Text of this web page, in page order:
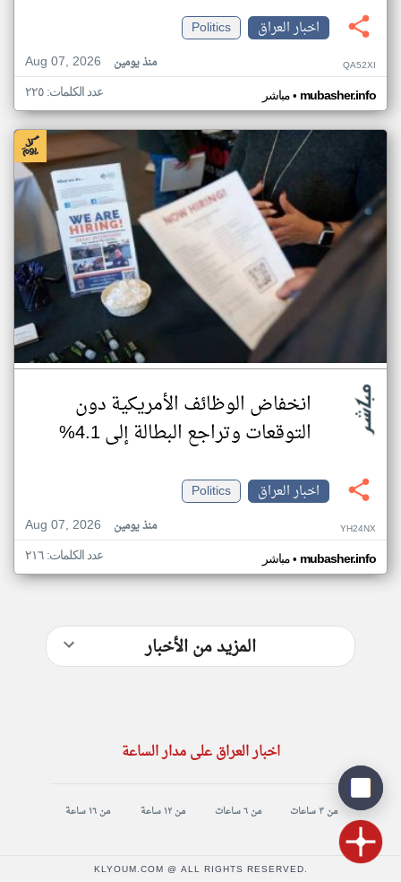
اخبار العراق
Politics
Aug 07, 2026
منذ يومين QA52XI
مباشر• mubasher.info عدد الكلمات: ٢٢٥
انخفاض الوظائف الأمريكية دون
التوقعات وتراجع البطالة إلى 4.1%
اخبار العراق
Politics
Aug 07, 2026
منذ يومين YH24NX
مباشر• mubasher.info عدد الكلمات: ٢١٦
المزيد من الأخبار
اخبار العراق على مدار الساعة
من ٣ ساعات من ٦ ساعات من ١٢ ساعة من ١٦ ساعة
KLYOUM.COM @ ALL RIGHTS RESERVED.